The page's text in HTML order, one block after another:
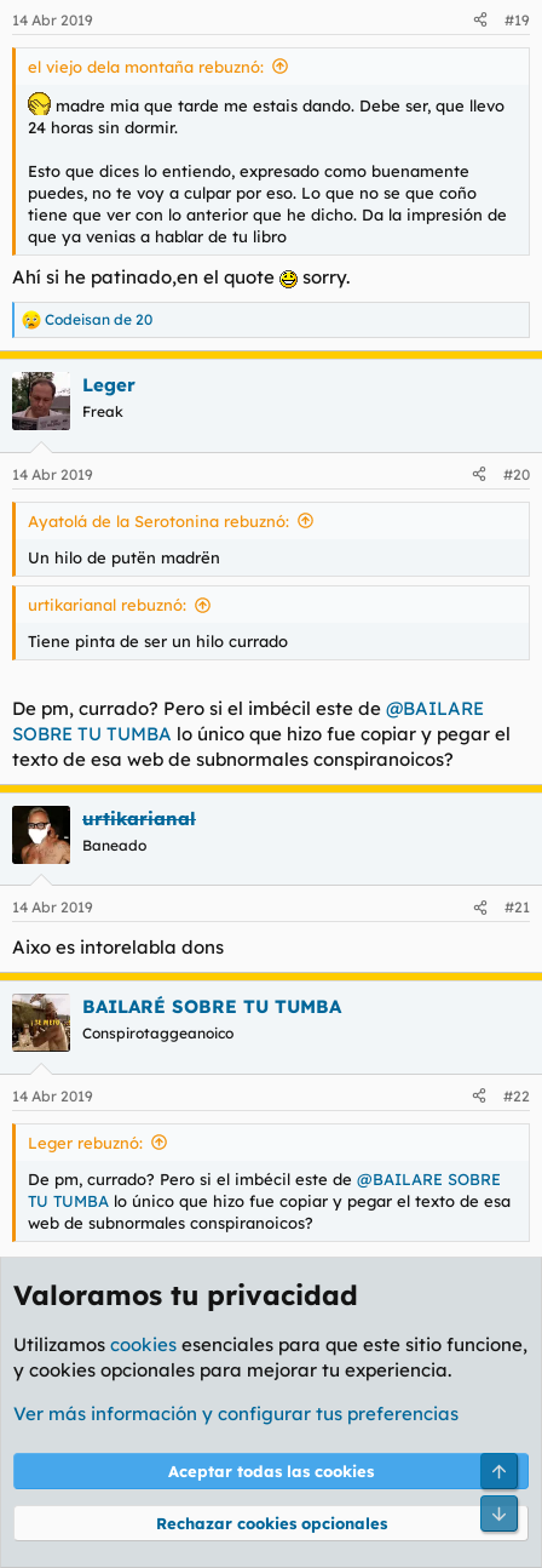
e
s
14 Abr 2019 #19
el viejo dela montaña rebuznó:
madre mia que tarde me estais dando. Debe ser, que llevo
24 horas sin dormir.
Esto que dices lo entiendo, expresado como buenamente
puedes, no te voy a culpar por eso. Lo que no se que coño
tiene que ver con lo anterior que he dicho. Da la impresión de
que ya venias a hablar de tu libro
Ahí si he patinado,en el quote sorry.
R
e
a
c
c
i
e
s
Codeisan de 20
Leger
Freak
14 Abr 2019 #20
Ayatolá de la Serotonina rebuznó:
Un hilo de putën madrën
urtikarianal rebuznó:
Tiene pinta de ser un hilo currado
De pm, currado? Pero si el imbécil este de @BAILARE
SOBRE TU TUMBA lo único que hizo fue copiar y pegar el
texto de esa web de subnormales conspiranoicos?
urtikarianal
Baneado
14 Abr 2019 #21
Aixo es intorelabla dons
BAILARÉ SOBRE TU TUMBA
Conspirotaggeanoico
14 Abr 2019 #22
Leger rebuznó:
De pm, currado? Pero si el imbécil este de @BAILARE SOBRE
TU TUMBA lo único que hizo fue copiar y pegar el texto de esa
web de subnormales conspiranoicos?
Has descubierto América retrasado mental. Ya
contaargumentar, mañana, si eso...
urtikarianal rebuznó:
encuestas de la comunidad europea, el destino principal que
eligen para orgasmus y vacaciones la juventúd es España.
La calidad de vida es tremenda, y laboralmente, el que se lo
curra tiene trabajo.
Valoramos tu privacidad
Utilizamos cookies esenciales para que este sitio funcione,
y cookies opcionales para mejorar tu experiencia.
Ver más información y configurar tus preferencias
Aceptar todas las cookies
Rechazar cookies opcionales
Pie